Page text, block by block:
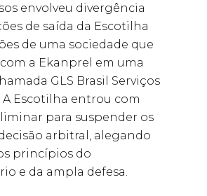
envolveu divergência
de saída da Escotilha
de uma sociedade que
a Ekanprel em uma
GLS Brasil Serviços
Escotilha entrou com
para suspender os
arbitral, alegando
princípios do
e da ampla defesa.